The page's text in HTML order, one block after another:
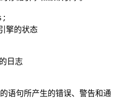
擎的状态
日志
语句所产生的错误、警告和通